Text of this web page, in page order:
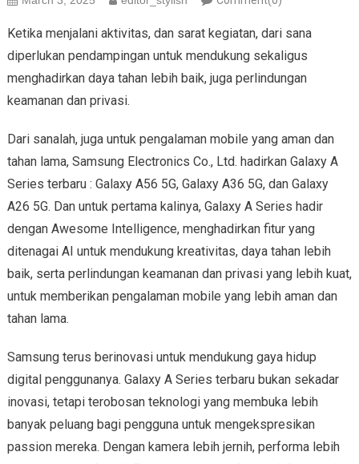
Ketika menjalani aktivitas, dan sarat kegiatan, dari sana
diperlukan pendampingan untuk mendukung sekaligus
menghadirkan daya tahan lebih baik, juga perlindungan
keamanan dan privasi.
Dari sanalah, juga untuk pengalaman mobile yang aman dan
tahan lama, Samsung Electronics Co., Ltd. hadirkan Galaxy A
Series terbaru : Galaxy A56 5G, Galaxy A36 5G, dan Galaxy
A26 5G. Dan untuk pertama kalinya, Galaxy A Series hadir
dengan Awesome Intelligence, menghadirkan fitur yang
ditenagai AI untuk mendukung kreativitas, daya tahan lebih
baik, serta perlindungan keamanan dan privasi yang lebih kuat,
untuk memberikan pengalaman mobile yang lebih aman dan
tahan lama.
Samsung terus berinovasi untuk mendukung gaya hidup
digital penggunanya. Galaxy A Series terbaru bukan sekadar
inovasi, tetapi terobosan teknologi yang membuka lebih
banyak peluang bagi pengguna untuk mengekspresikan
passion mereka. Dengan kamera lebih jernih, performa lebih